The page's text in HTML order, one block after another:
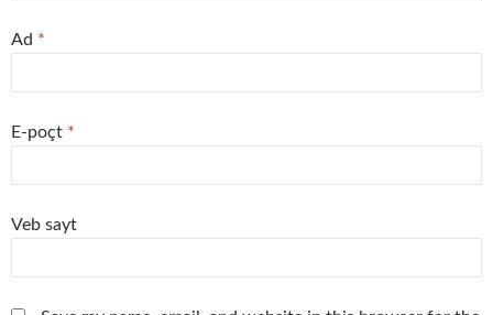
Ad *
E-poçt *
Veb sayt